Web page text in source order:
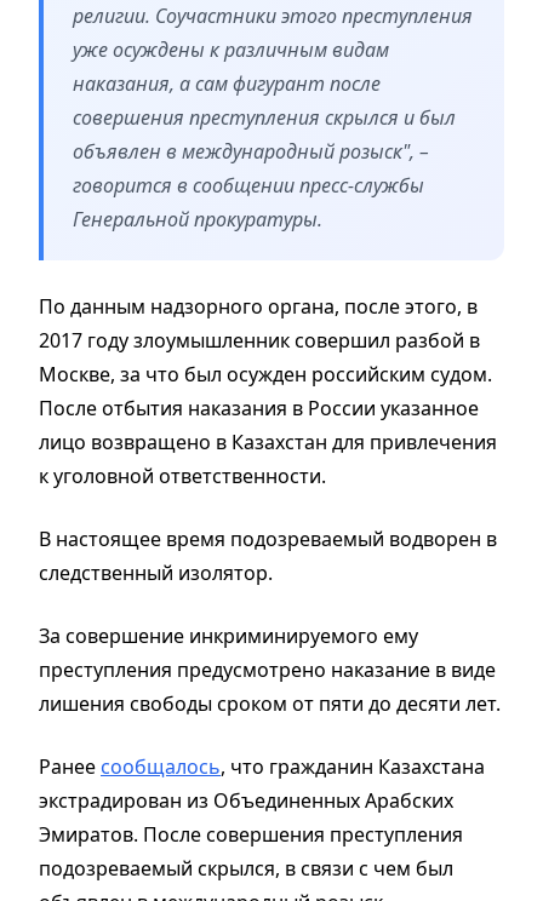
религии. Соучастники этого преступления
уже осуждены к различным видам
наказания, а сам фигурант после
совершения преступления скрылся и был
объявлен в международный розыск", –
говорится в сообщении пресс-службы
Генеральной прокуратуры.
По данным надзорного органа, после этого, в
2017 году злоумышленник совершил разбой в
Москве, за что был осужден российским судом.
После отбытия наказания в России указанное
лицо возвращено в Казахстан для привлечения
к уголовной ответственности.
В настоящее время подозреваемый водворен в
следственный изолятор.
За совершение инкриминируемого ему
преступления предусмотрено наказание в виде
лишения свободы сроком от пяти до десяти лет.
Ранее сообщалось, что гражданин Казахстана
экстрадирован из Объединенных Арабских
Эмиратов. После совершения преступления
подозреваемый скрылся, в связи с чем был